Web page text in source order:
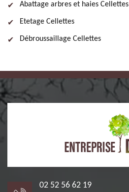
Abattage arbres et haies Cellettes
Etetage Cellettes
Débroussaillage Cellettes
02 52 56 62 19